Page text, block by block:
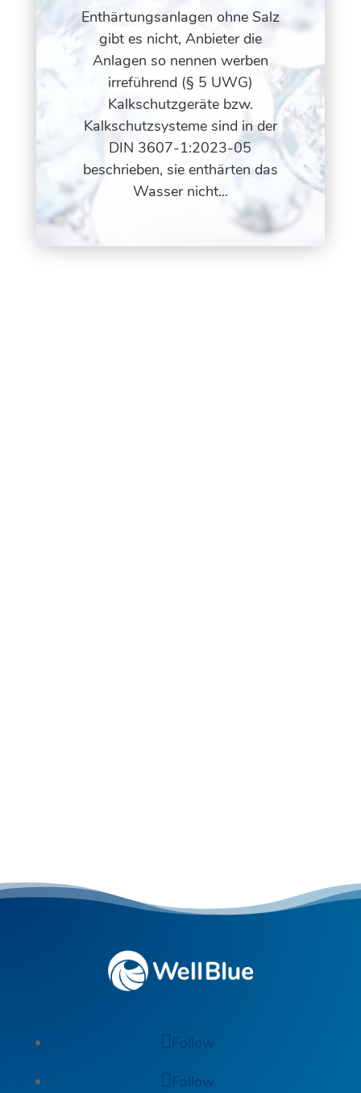
Enthärtungsanlagen ohne Salz
gibt es nicht, Anbieter die
Anlagen so nennen werben
irreführend (§ 5 UWG)
Kalkschutzgeräte bzw.
Kalkschutzsysteme sind in der
DIN 3607-1:2023-05
beschrieben, sie enthärten das
Wasser nicht...
Follow
Follow